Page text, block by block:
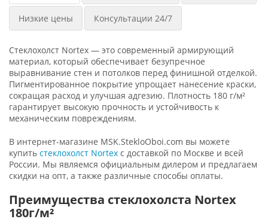
Низкие цены Консультации 24/7
Стеклохолст Nortex — это современный армирующий
материал, который обеспечивает безупречное
выравнивание стен и потолков перед финишной отделкой.
Пигментированное покрытие упрощает нанесение краски,
сокращая расход и улучшая адгезию. Плотность 180 г/м²
гарантирует высокую прочность и устойчивость к
механическим повреждениям.
В интернет-магазине MSK.StekloOboi.com вы можете
купить стеклохолст Nortex с доставкой по Москве и всей
России. Мы являемся официальным дилером и предлагаем
скидки на опт, а также различные способы оплаты.
Преимущества стеклохолста Nortex
180г/м²